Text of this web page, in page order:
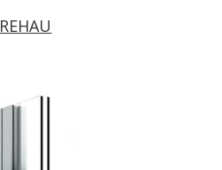
REHAU